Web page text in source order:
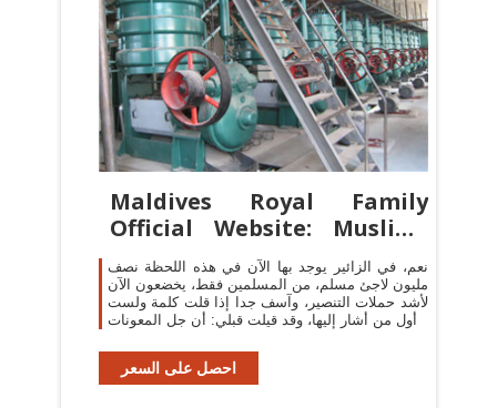
Maldives Royal Family
Official Website: Muslims
convert
نعم، في الزائير يوجد بها الآن في هذه اللحظة نصف
مليون لاجئ مسلم، من المسلمين فقط، يخضعون الآن
لأشد حملات التنصير، وآسف جدا إذا قلت كلمة ولست
أول من أشار إليها، وقد قيلت قبلي: أن جل المعونات
احصل على السعر